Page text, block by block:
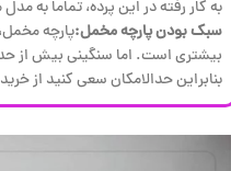
به کار رفته در این پرده، تماما به
سبک بودن پارچه مخمل:پارچه
بیشتری است. اما سنگینی بیش از
بنابراین حدالامکان سعی کنید از